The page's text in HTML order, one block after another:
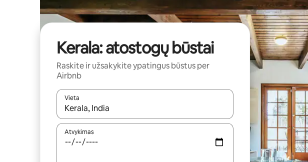
Kerala: atostogų būstai
Raskite ir užsakykite ypatingus būstus per
Airbnb
Vieta
Kai pasirodys paieškos rezultatai, juos naršyti galite naudodami rodykles
Atvykimas